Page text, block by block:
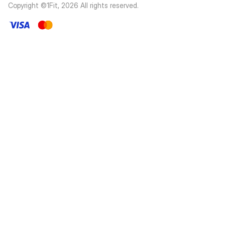
Copyright ©1Fit, 2026 All rights reserved.